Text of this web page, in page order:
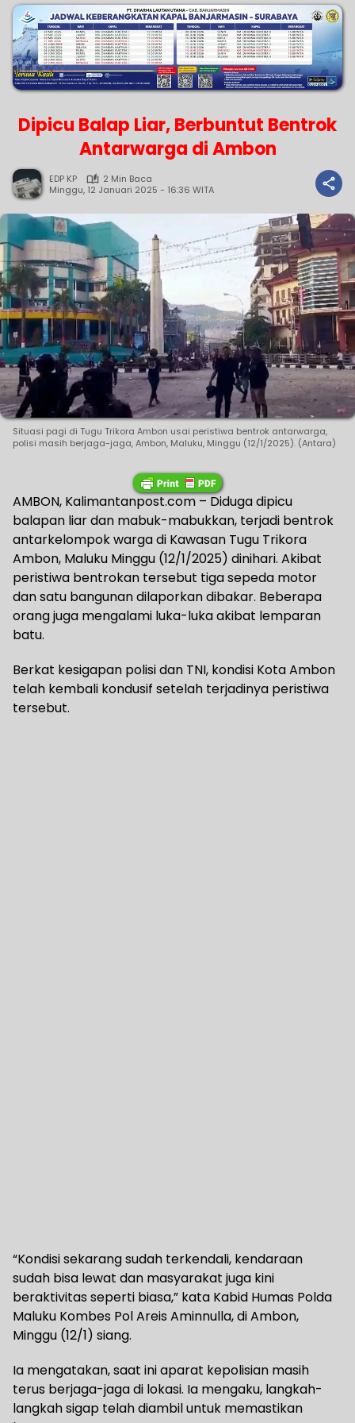
Dipicu Balap Liar, Berbuntut Bentrok
Antarwarga di Ambon
EDP KP
2 Min Baca
Minggu, 12 Januari 2025 - 16:36 WITA
Situasi pagi di Tugu Trikora Ambon usai peristiwa bentrok antarwarga,
polisi masih berjaga-jaga, Ambon, Maluku, Minggu (12/1/2025). (Antara)
AMBON, Kalimantanpost.com – Diduga dipicu
balapan liar dan mabuk-mabukkan, terjadi bentrok
antarkelompok warga di Kawasan Tugu Trikora
Ambon, Maluku Minggu (12/1/2025) dinihari. Akibat
peristiwa bentrokan tersebut tiga sepeda motor
dan satu bangunan dilaporkan dibakar. Beberapa
orang juga mengalami luka-luka akibat lemparan
batu.
Berkat kesigapan polisi dan TNI, kondisi Kota Ambon
telah kembali kondusif setelah terjadinya peristiwa
tersebut.
“Kondisi sekarang sudah terkendali, kendaraan
sudah bisa lewat dan masyarakat juga kini
beraktivitas seperti biasa,” kata Kabid Humas Polda
Maluku Kombes Pol Areis Aminnulla, di Ambon,
Minggu (12/1) siang.
Ia mengatakan, saat ini aparat kepolisian masih
terus berjaga-jaga di lokasi. Ia mengaku, langkah-
langkah sigap telah diambil untuk memastikan